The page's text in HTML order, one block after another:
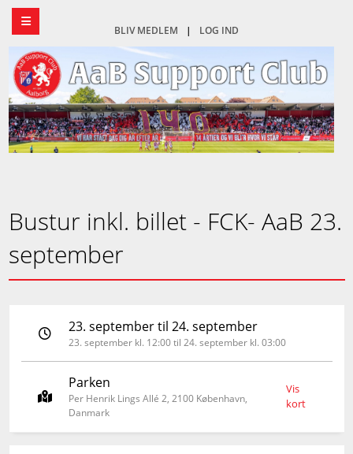
BLIV MEDLEM | LOG IND
Bustur inkl. billet - FCK- AaB 23.
september
23. september til 24. september
23. september kl. 12:00 til 24. september kl. 03:00
Parken
Per Henrik Lings Allé 2, 2100 København,
Danmark
Vis
kort